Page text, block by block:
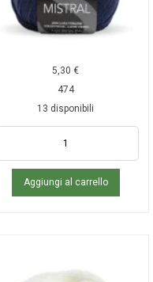
5,30€
474
13 disponibili
Aggiungi al carrello